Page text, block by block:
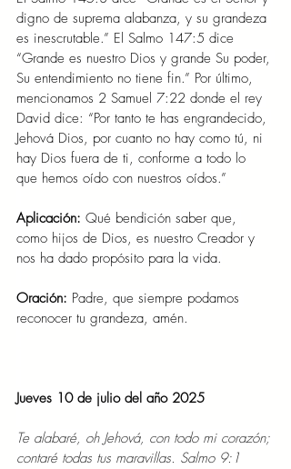
digno de suprema alabanza, y su grandeza
es inescrutable.” El Salmo 147:5 dice
“Grande es nuestro Dios y grande Su poder,
Su entendimiento no tiene fin.” Por último,
mencionamos 2 Samuel 7:22 donde el rey
David dice: “Por tanto te has engrandecido,
Jehová Dios, por cuanto no hay como tú, ni
hay Dios fuera de ti, conforme a todo lo
que hemos oído con nuestros oídos.”
Aplicación: Qué bendición saber que,
como hijos de Dios, es nuestro Creador y
nos ha dado propósito para la vida.
Oración: Padre, que siempre podamos
reconocer tu grandeza, amén.
Jueves 10 de julio del año 2025
Te alabaré, oh Jehová, con todo mi corazón;
contaré todas tus maravillas. Salmo 9:1